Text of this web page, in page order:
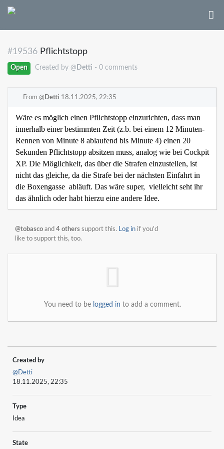
#19536 Pflichtstopp
Open Created by @ Detti - 0 comments
From @ Detti 18.11.2025, 22:35
Wäre es möglich einen Pflichtstopp einzurichten, dass man
innerhalb einer bestimmten Zeit (z.b. bei einem 12 Minuten-
Rennen von Minute 8 ablaufend bis Minute 4) einen 20
Sekunden Pflichtstopp absitzen muss, analog wie bei Cockpit
XP. Die Möglichkeit, das über die Strafen einzustellen, ist
nicht das gleiche, da die Strafe bei der nächsten Einfahrt in
die Boxengasse abläuft. Das wäre super, vielleicht seht ihr
das ähnlich oder habt hierzu eine andere Idee.
@tobasco and 4 others support this. Log in if you'd
like to support this, too.
You need to be logged in to add a comment.
Created by
@Detti
18.11.2025, 22:35
Type
Idea
State